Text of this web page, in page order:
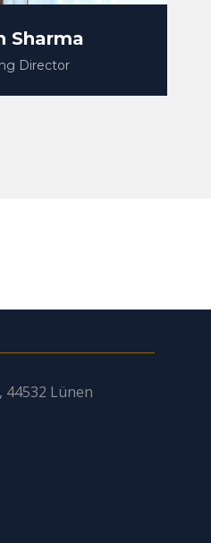
Sharma
Director
Lünen